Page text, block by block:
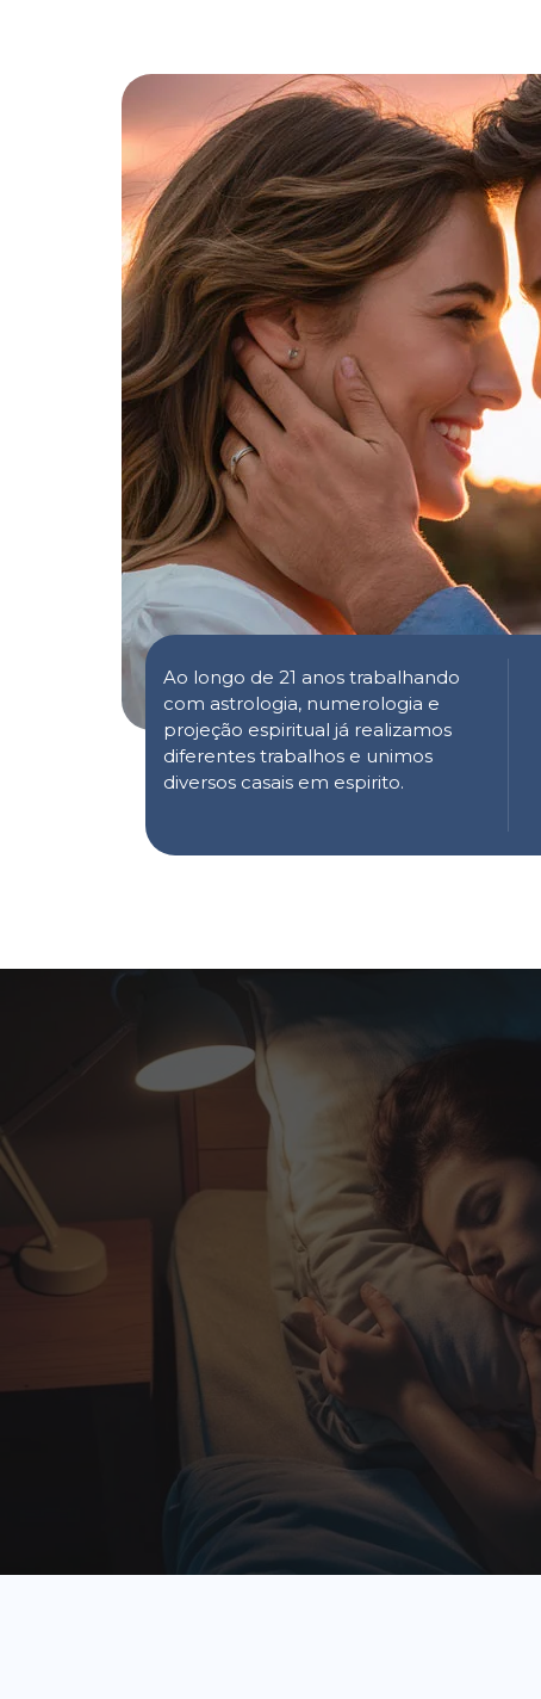
Ao longo de 21 anos trabalhando
com astrologia, numerologia e
projeção espiritual já realizamos
diferentes trabalhos e unimos
diversos casais em espirito.